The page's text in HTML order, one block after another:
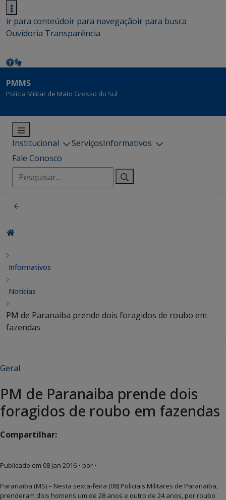
ir para conteúdoir para navegaçãoir para busca
Ouvidoria Transparência
PMMS
Polícia Militar de Mato Grosso do Sul
Institucional ServiçosInformativos
Fale Conosco
Pesquisar
por:
Informativos
Notícias
PM de Paranaiba prende dois foragidos de roubo em
fazendas
Geral
PM de Paranaiba prende dois
foragidos de roubo em fazendas
Compartilhar:
Publicado em 08 jan 2016 • por •
Paranaiba (MS) – Nesta sexta-feira (08) Policiais Militares de Paranaiba,
prenderam dois homens um de 28 anos e outro de 24 anos, por roubo